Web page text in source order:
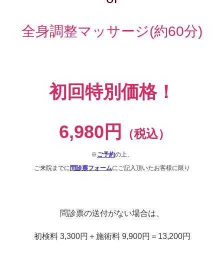
全身調整マッサージ(約60分)
初回特別価格！
6,980円 （税込）
※ご予約の上、
ご来院までに 問診票フォームにご記入頂いたお客様に限り
問診票の送付がない場合は、
初検料 3,300円＋施術料 9,900円＝13,200円